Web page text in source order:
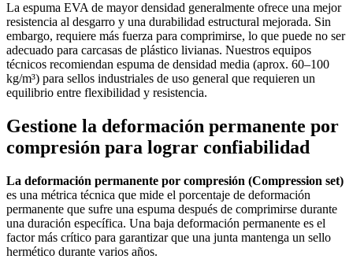
La espuma EVA de mayor densidad generalmente ofrece una mejor
resistencia al desgarro y una durabilidad estructural mejorada. Sin
embargo, requiere más fuerza para comprimirse, lo que puede no ser
adecuado para carcasas de plástico livianas. Nuestros equipos
técnicos recomiendan espuma de densidad media (aprox. 60–100
kg/m³) para sellos industriales de uso general que requieren un
equilibrio entre flexibilidad y resistencia.
Gestione la deformación permanente por
compresión para lograr confiabilidad
La deformación permanente por compresión (Compression set)
es una métrica técnica que mide el porcentaje de deformación
permanente que sufre una espuma después de comprimirse durante
una duración específica. Una baja deformación permanente es el
factor más crítico para garantizar que una junta mantenga un sello
hermético durante varios años.